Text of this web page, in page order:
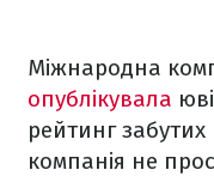
Міжнародна
опублікувала
рейтинг
компанія не